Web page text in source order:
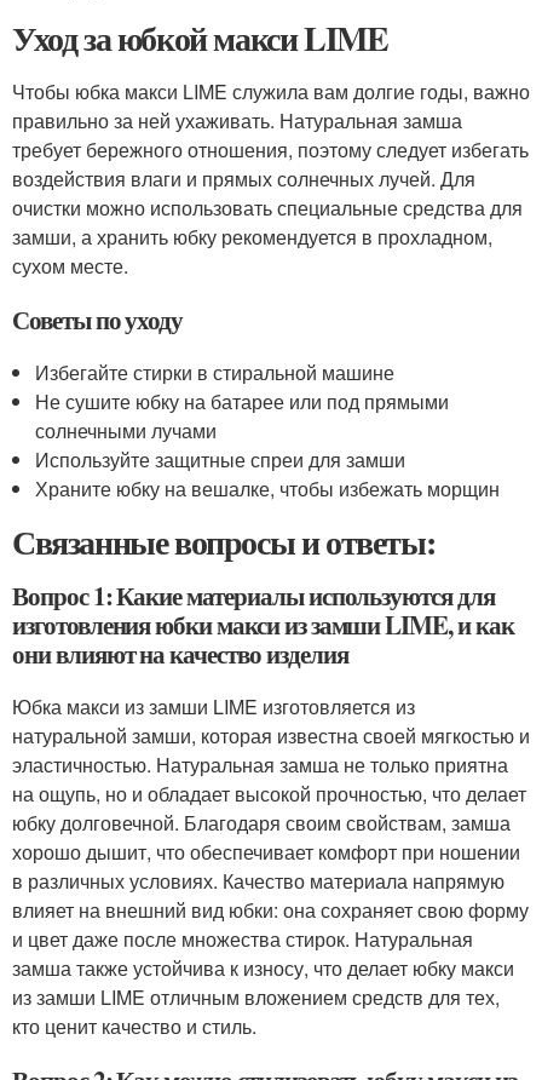
Уход за юбкой макси LIME
Чтобы юбка макси LIME служила вам долгие годы, важно
правильно за ней ухаживать. Натуральная замша
требует бережного отношения, поэтому следует избегать
воздействия влаги и прямых солнечных лучей. Для
очистки можно использовать специальные средства для
замши, а хранить юбку рекомендуется в прохладном,
сухом месте.
Советы по уходу
Избегайте стирки в стиральной машине
Не сушите юбку на батарее или под прямыми
солнечными лучами
Используйте защитные спреи для замши
Храните юбку на вешалке, чтобы избежать морщин
Связанные вопросы и ответы:
Вопрос 1: Какие материалы используются для
изготовления юбки макси из замши LIME, и как
они влияют на качество изделия
Юбка макси из замши LIME изготовляется из
натуральной замши, которая известна своей мягкостью и
эластичностью. Натуральная замша не только приятна
на ощупь, но и обладает высокой прочностью, что делает
юбку долговечной. Благодаря своим свойствам, замша
хорошо дышит, что обеспечивает комфорт при ношении
в различных условиях. Качество материала напрямую
влияет на внешний вид юбки: она сохраняет свою форму
и цвет даже после множества стирок. Натуральная
замша также устойчива к износу, что делает юбку макси
из замши LIME отличным вложением средств для тех,
кто ценит качество и стиль.